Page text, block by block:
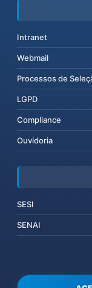
Intranet
Webmail
Processos de
LGPD
Compliance
Ouvidoria
SESI
SENAI